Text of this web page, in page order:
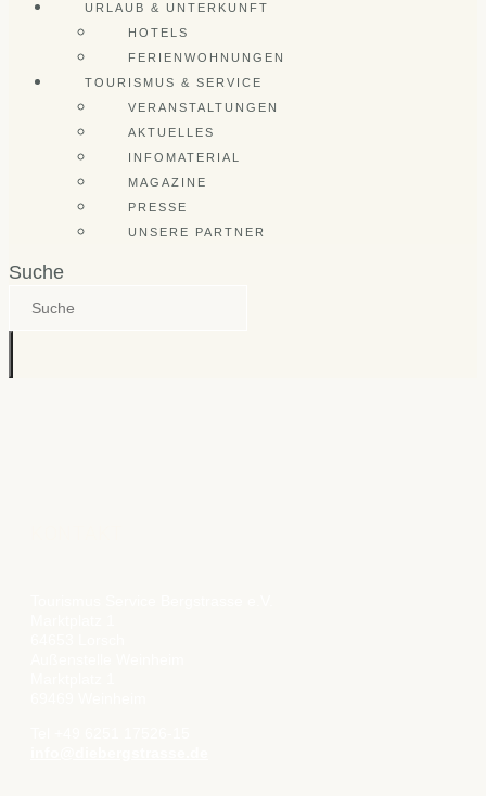
URLAUB & UNTERKUNFT
HOTELS
FERIENWOHNUNGEN
TOURISMUS & SERVICE
VERANSTALTUNGEN
AKTUELLES
INFOMATERIAL
MAGAZINE
PRESSE
UNSERE PARTNER
Suche